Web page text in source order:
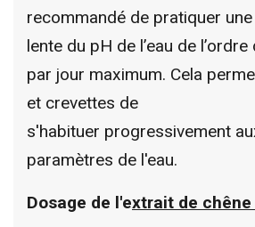
recommandé de pratiquer
lente du pH de l’eau de
par jour maximum. Cela
et crevettes de
s'habituer progressivement
paramètres de l'eau.
Dosage de l'extrait de chêne